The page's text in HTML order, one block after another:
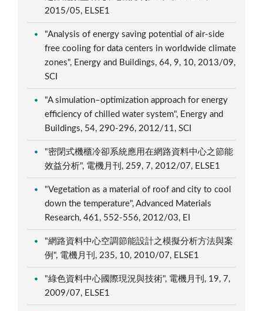
2015/05, ELSE1
"Analysis of energy saving potential of air-side
free cooling for data centers in worldwide climate
zones", Energy and Buildings, 64, 9, 10, 2013/09,
SCI
"A simulation–optimization approach for energy
efficiency of chilled water system", Energy and
Buildings, 54, 290-296, 2012/11, SCI
"密閉式機櫃冷卻系統應用在網路資料中心之節能
效益分析", 電機月刊, 259, 7, 2012/07, ELSE1
"Vegetation as a material of roof and city to cool
down the temperature", Advanced Materials
Research, 461, 552-556, 2012/03, EI
"網路資料中心空調節能設計之模擬分析方法與案
例", 電機月刊, 235, 10, 2010/07, ELSE1
"綠色資料中心國際現況與技術", 電機月刊, 19, 7,
2009/07, ELSE1